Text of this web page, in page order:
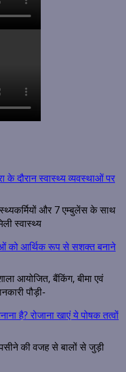
के दौरान स्वास्थ्य व्यवस्थाओं पर
और 7 एम्बुलेंस के साथ
स्वास्थ्य
को आर्थिक रूप से सशक्त बनाने
आयोजित, बैंकिंग, बीमा एवं
पौड़ी-
है? रोजाना खाएं ये पोषक तत्वों
की वजह से बालों से जुड़ी